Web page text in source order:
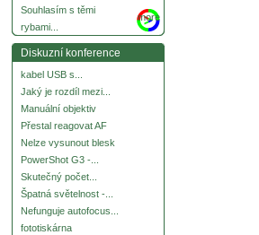
Souhlasím s těmi
rybami...
more
Diskuzní konference
kabel USB s...
Jaký je rozdíl mezi...
Manuální objektiv
Přestal reagovat AF
Nelze vysunout blesk
PowerShot G3 -...
Skutečný počet...
Špatná světelnost -...
Nefunguje autofocus...
fototiskárna